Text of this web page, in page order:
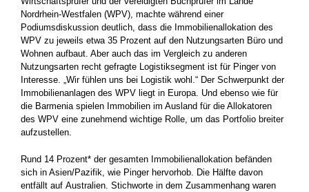
Nordrhein-Westfalen (WPV), machte während einer
Podiumsdiskussion deutlich, dass die Immobilienallokation des
WPV zu jeweils etwa 35 Prozent auf den Nutzungsarten Büro und
Wohnen aufbaut. Aber auch das im Vergleich zu anderen
Nutzungsarten recht gefragte Logistiksegment ist für Pinger von
Interesse. „Wir fühlen uns bei Logistik wohl.“ Der Schwerpunkt der
Immobilienanlagen des WPV liegt in Europa. Und ebenso wie für
die Barmenia spielen Immobilien im Ausland für die Allokatoren
des WPV eine zunehmend wichtige Rolle, um das Portfolio breiter
aufzustellen.
Rund 14 Prozent* der gesamten Immobilienallokation befänden
sich in Asien/Pazifik, wie Pinger hervorhob. Die Hälfte davon
entfällt auf Australien. Stichworte in dem Zusammenhang waren